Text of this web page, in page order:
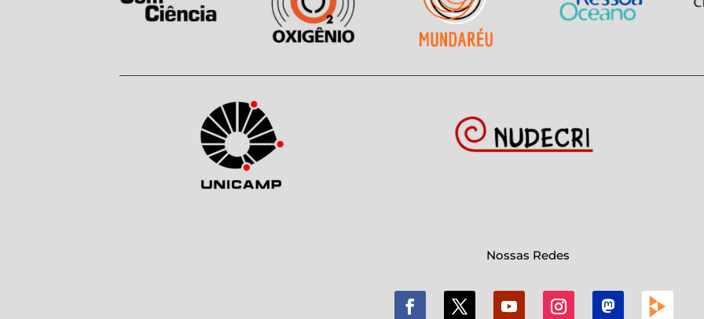
Nossas Redes